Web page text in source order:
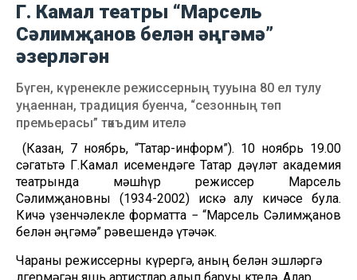
Г. Камал театры “Марсель
Сәлимҗанов белән әңгәмә”
әзерләгән
Бүген, күренекле режиссерның тууына 80 ел тулу
уңаеннан, традиция буенча, “сезонның төп
премьерасы” тәкъдим ителә
(Казан, 7 ноябрь, “Татар-информ”). 10 ноябрь 19.00
сәгатьтә Г.Камал исемендәге Татар дәүләт академия
театрында мәшһүр режиссер Марсель
Сәлимҗановны (1934-2002) искә алу кичәсе була.
Кичә үзенчәлекле форматта − “Марсель Сәлимҗанов
белән әңгәмә” рәвешендә үтәчәк.
Чараны режиссерны күрергә, аның белән эшләргә